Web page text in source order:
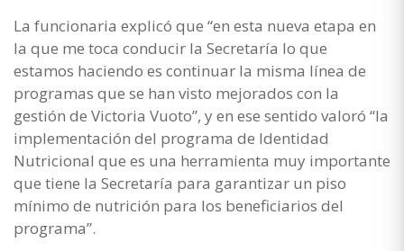
La funcionaria explicó que “en esta nueva etapa en
la que me toca conducir la Secretaría lo que
estamos haciendo es continuar la misma línea de
programas que se han visto mejorados con la
gestión de Victoria Vuoto”, y en ese sentido valoró “la
implementación del programa de Identidad
Nutricional que es una herramienta muy importante
que tiene la Secretaría para garantizar un piso
mínimo de nutrición para los beneficiarios del
programa”.